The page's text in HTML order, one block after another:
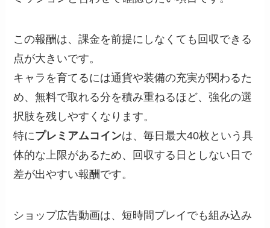
この報酬は、課金を前提にしなくても回収できる
点が大きいです。
キャラを育てるには通貨や装備の充実が関わるた
め、無料で取れる分を積み重ねるほど、強化の選
択肢を残しやすくなります。
特にプレミアムコインは、毎日最大40枚という具
体的な上限があるため、回収する日としない日で
差が出やすい報酬です。
ショップ広告動画は、短時間プレイでも組み込み